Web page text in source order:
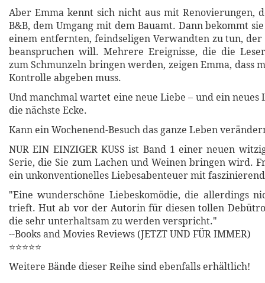
Aber Emma kennt sich nicht aus mit Renovierungen,
B&B, dem Umgang mit dem Bauamt. Dann bekommt
einem entfernten, feindseligen Verwandten zu tun, der
beanspruchen will. Mehrere Ereignisse, die die
zum Schmunzeln bringen werden, zeigen Emma, dass
Kontrolle abgeben muss.
Und manchmal wartet eine neue Liebe – und ein neues
die nächste Ecke.
Kann ein Wochenend-Besuch das ganze Leben
NUR EIN EINZIGER KUSS ist Band 1 einer neuen
Serie, die Sie zum Lachen und Weinen bringen wird.
ein unkonventionelles Liebesabenteuer mit
"Eine wunderschöne Liebeskomödie, die allerdings
trieft. Hut ab vor der Autorin für diesen tollen
die sehr unterhaltsam zu werden verspricht."
--Books and Movies Reviews (JETZT UND FÜR IMMER)
⭐⭐⭐⭐⭐
Weitere Bände dieser Reihe sind ebenfalls erhältlich!